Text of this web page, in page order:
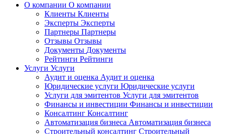
О компании О компании
Клиенты Клиенты
Эксперты Эксперты
Партнеры Партнеры
Отзывы Отзывы
Документы Документы
Рейтинги Рейтинги
Услуги Услуги
Аудит и оценка Аудит и оценка
Юридические услуги Юридические услуги
Услуги для эмитентов Услуги для эмитентов
Финансы и инвестиции Финансы и инвестиции
Консалтинг Консалтинг
Автоматизация бизнеса Автоматизация бизнеса
Строительный консалтинг Строительный